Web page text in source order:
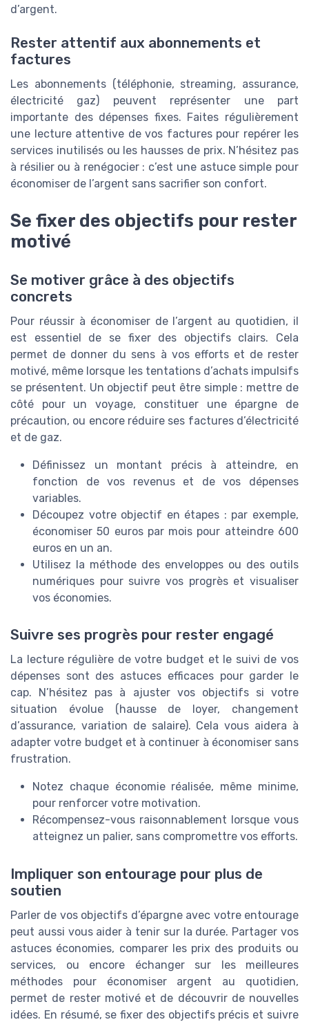
d’argent.
Rester attentif aux abonnements et
factures
Les abonnements (téléphonie, streaming, assurance,
électricité gaz) peuvent représenter une part
importante des dépenses fixes. Faites régulièrement
une lecture attentive de vos factures pour repérer les
services inutilisés ou les hausses de prix. N’hésitez pas
à résilier ou à renégocier : c’est une astuce simple pour
économiser de l’argent sans sacrifier son confort.
Se fixer des objectifs pour rester
motivé
Se motiver grâce à des objectifs
concrets
Pour réussir à économiser de l’argent au quotidien, il
est essentiel de se fixer des objectifs clairs. Cela
permet de donner du sens à vos efforts et de rester
motivé, même lorsque les tentations d’achats impulsifs
se présentent. Un objectif peut être simple : mettre de
côté pour un voyage, constituer une épargne de
précaution, ou encore réduire ses factures d’électricité
et de gaz.
Définissez un montant précis à atteindre, en
fonction de vos revenus et de vos dépenses
variables.
Découpez votre objectif en étapes : par exemple,
économiser 50 euros par mois pour atteindre 600
euros en un an.
Utilisez la méthode des enveloppes ou des outils
numériques pour suivre vos progrès et visualiser
vos économies.
Suivre ses progrès pour rester engagé
La lecture régulière de votre budget et le suivi de vos
dépenses sont des astuces efficaces pour garder le
cap. N’hésitez pas à ajuster vos objectifs si votre
situation évolue (hausse de loyer, changement
d’assurance, variation de salaire). Cela vous aidera à
adapter votre budget et à continuer à économiser sans
frustration.
Notez chaque économie réalisée, même minime,
pour renforcer votre motivation.
Récompensez-vous raisonnablement lorsque vous
atteignez un palier, sans compromettre vos efforts.
Impliquer son entourage pour plus de
soutien
Parler de vos objectifs d’épargne avec votre entourage
peut aussi vous aider à tenir sur la durée. Partager vos
astuces économies, comparer les prix des produits ou
services, ou encore échanger sur les meilleures
méthodes pour économiser argent au quotidien,
permet de rester motivé et de découvrir de nouvelles
idées. En résumé, se fixer des objectifs précis et suivre